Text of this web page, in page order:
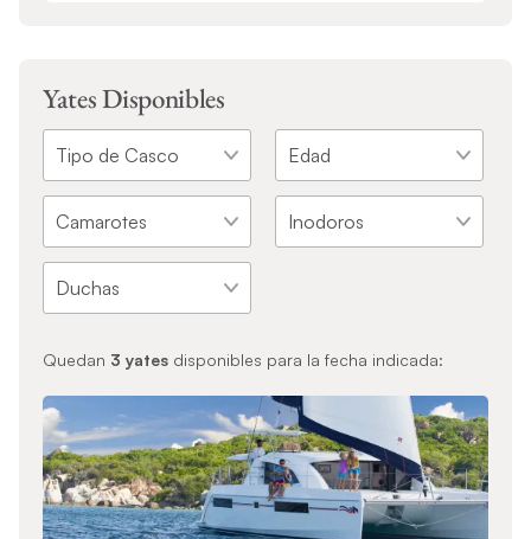
Yates Disponibles
Quedan 3 yatesdisponibles para la fecha indicada: